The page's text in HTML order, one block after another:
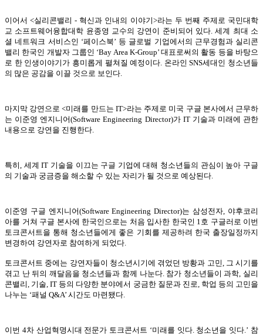
이어서 <실리콘밸리 - 혁신과 인내의 이야기>라는 두 번째 주제로 국민대학
교 소프트웨어융합대학 윤종영 교수의 강연이 준비되어 있다. 세계 최대 소
셜 네트워크 서비스인 ‘페이스북’ 등 글로벌 기업에서의 근무경험과 실리콘
밸리 한국인 개발자 그룹인 ‘Bay Area K-Group’ 대표로써의 활동 등을 바탕으
로 한 인생이야기가 흥미롭게 펼쳐질 예정이다. 온라인 SNS세대인 청소년들
의 많은 공감을 이끌 것으로 보인다.
마지막 강연으로 <미래를 만드는 IT>라는 주제로 미국 구글 본사에서 근무하
는 이준영 엔지니어(Software Engineering Director)가 IT 기술과 미래에 관한
내용으로 강연을 진행한다.
특히, 세계 IT 기술을 이끄는 구글 기업에 대해 청소년들의 관심이 높아 구글
의 기술과 궁금증을 해소할 수 있는 자리가 될 것으로 예상된다.
이준영 구글 엔지니어(Software Engineering Director)는 삼성전자, 야후코리
아를 거쳐 구글 본사에 한국인으로는 처음 입사한 한국인 1호 구글러로 이번
토크콘서트을 통해 청소년들에게 좋은 기회를 제공하려 한국 출장일정까지
변경하여 강연자로 참여하게 되었다.
토크콘서트 중에는 강연자들이 청소년시기에 겪었던 방황과 고민, 그 시기를
겪고 난 뒤의 깨달음을 청소년들과 함께 나눈다. 참가 청소년들이 과학, 실리
콘밸리, 기술, IT 등의 다양한 분야에서 궁금한 질문과 진로, 학업 등의 고민을
나누는 ‘패널 Q&A’ 시간도 마련됐다.
이번 4차 산업혁명시대 전문가 토크콘서트 ‘미래를 잇다. 청소년을 잇다.’ 참